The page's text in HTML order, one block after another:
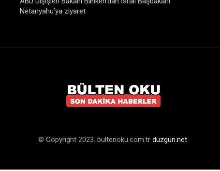
Netanyahu’ya ziyaret
© Copyright 2023. bultenoku.com.tr düzgün.net